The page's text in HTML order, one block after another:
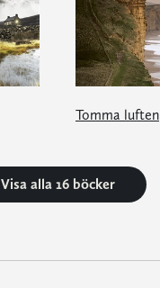
Tomma luften
Visa alla 16 böcker